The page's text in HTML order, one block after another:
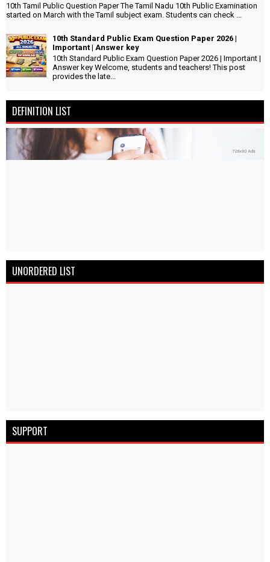
10th Tamil Public Question Paper The Tamil Nadu 10th Public Examination
started on March with the Tamil subject exam. Students can check ...
10th Standard Public Exam Question Paper 2026 |
Important | Answer key
10th Standard Public Exam Question Paper 2026 | Important |
Answer key Welcome, students and teachers! This post
provides the late...
DEFINITION LIST
UNORDERED LIST
SUPPORT